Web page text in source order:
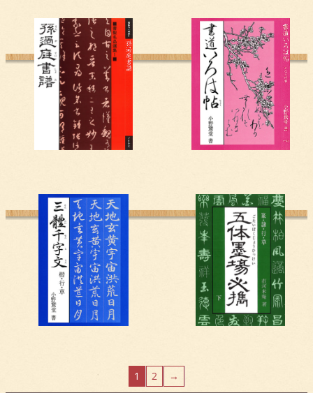
1 2 →